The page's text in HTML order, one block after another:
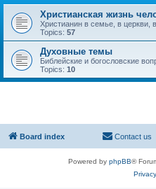
Христианская жизнь
Христианин в семье, в церкви,
Topics: 57
Духовные темы
Библейские и богословские
Topics: 10
Board index Contact us
Powered by phpBB®
Privacy